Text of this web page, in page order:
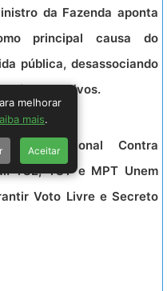
da Fazenda aponta
principal causa do
pública, desassociando
excessivos.
Nacional Contra
TSE, TST e MPT Unem
Voto Livre e Secreto
melhorar
mais.
Aceitar